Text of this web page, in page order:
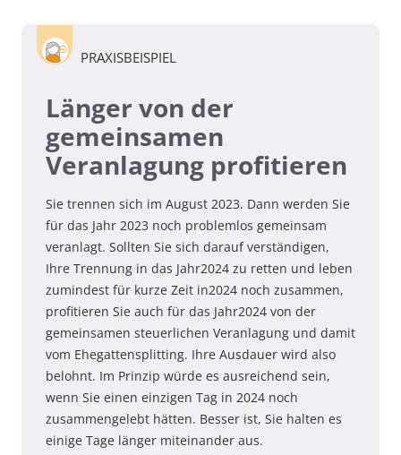
PRAXISBEISPIEL
Länger von der
gemeinsamen
Veranlagung profitieren
Sie trennen sich im August 2023. Dann werden Sie
für das Jahr 2023 noch problemlos gemeinsam
veranlagt. Sollten Sie sich darauf verständigen,
Ihre Trennung in das Jahr2024 zu retten und leben
zumindest für kurze Zeit in2024 noch zusammen,
profitieren Sie auch für das Jahr2024 von der
gemeinsamen steuerlichen Veranlagung und damit
vom Ehegattensplitting. Ihre Ausdauer wird also
belohnt. Im Prinzip würde es ausreichend sein,
wenn Sie einen einzigen Tag in 2024 noch
zusammengelebt hätten. Besser ist, Sie halten es
einige Tage länger miteinander aus.